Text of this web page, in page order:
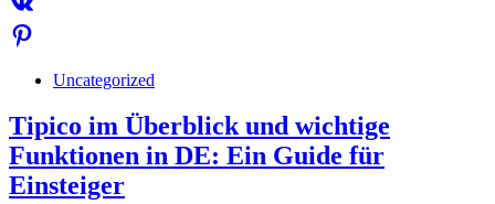
Uncategorized
Tipico im Überblick und wichtige
Funktionen in DE: Ein Guide für
Einsteiger